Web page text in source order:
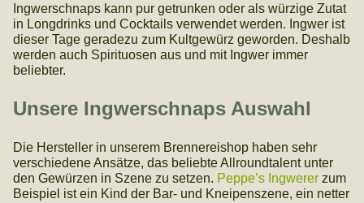
Ingwerschnaps kann pur getrunken oder als würzige Zutat
in Longdrinks und Cocktails verwendet werden. Ingwer ist
dieser Tage geradezu zum Kultgewürz geworden. Deshalb
werden auch Spirituosen aus und mit Ingwer immer
beliebter.
Unsere Ingwerschnaps Auswahl
Die Hersteller in unserem Brennereishop haben sehr
verschiedene Ansätze, das beliebte Allroundtalent unter
den Gewürzen in Szene zu setzen. Peppe’s Ingwererzum
Beispiel ist ein Kind der Bar- und Kneipenszene, ein netter